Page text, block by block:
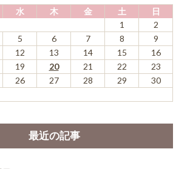
水 木 金 土
日
1
2
5 6 7 8
9
12 13 14 15
16
19 20 21 22
23
26 27 28 29
30
最近の記事